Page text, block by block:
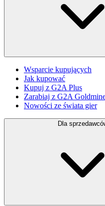
Wsparcie kupujących
Jak kupować
Kupuj z G2A Plus
Zarabiaj z G2A
Nowości ze świata gier
Dla